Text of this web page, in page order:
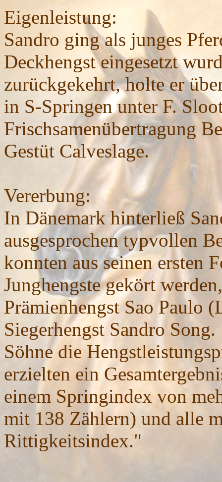
Eigenleistung:
Sandro ging als junges
Deckhengst eingesetzt
zurückgekehrt, holte er
in S-Springen unter F.
Frischsamenübertragung
Gestüt Calveslage.
Vererbung:
In Dänemark hinterließ
ausgesprochen typvollen
konnten aus seinen ersten
Junghengste gekört
Prämienhengst Sao Paulo
Siegerhengst Sandro
Söhne die
erzielten ein
einem Springindex von
mit 138 Zählern) und alle
Rittigkeitsindex."